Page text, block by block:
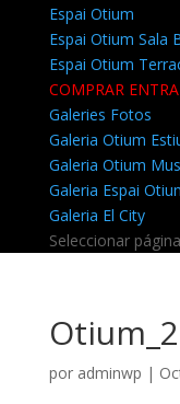
Espai Otium
Espai Otium Sala
Espai Otium
COMPRAR
Galeries Fotos
Galeria Otium
Galeria Otium
Galeria Espai
Galeria El City
Seleccionar página
por adminwp |